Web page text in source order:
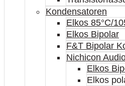
Kondensatoren
Elkos 85°C/
Elkos Bipolar
F&T Bipolar
Nichicon
Elkos
Elkos